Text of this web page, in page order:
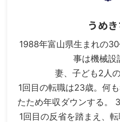
うめき
1988年富山県生まれの
事は機械設
妻、子ども2人
1回目の転職は23歳。何
たため年収ダウンする。
1回目の反省を踏まえ、